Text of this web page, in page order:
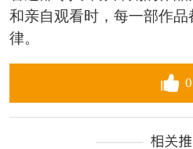
和亲自观看时，每一部作
律。
0